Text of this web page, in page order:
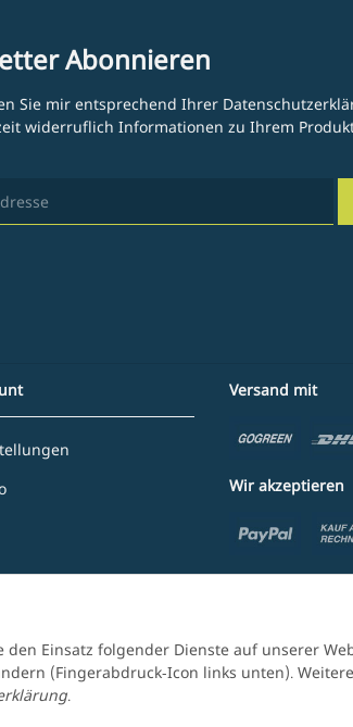
Einsatz folgender Dienste auf unserer
(Fingerabdruck-Icon links unten).
.
Abonnieren
Sie mir entsprechend Ihrer
widerruflich Informationen zu Ihrem
Versand mit
Wir akzeptieren